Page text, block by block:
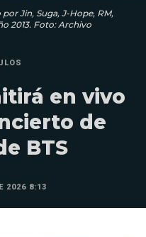
Jin, Suga, J-Hope, RM,
2013. Foto: Archivo
en vivo
de
BTS
2026 8:13